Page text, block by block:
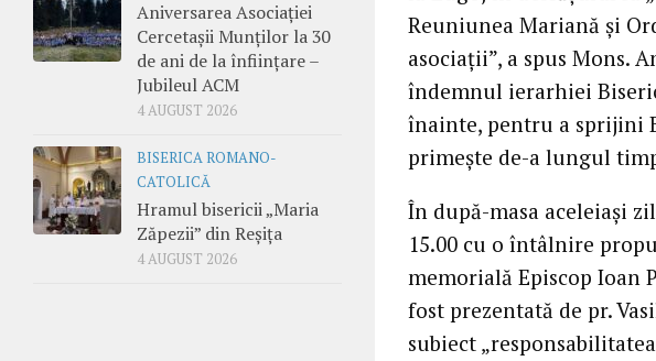
Reuniunea Mariană şi
asociaţii”, a spus Mons.
îndemnul ierarhiei
înainte, pentru a sprijini
primeşte de-a lungul
În după-masa aceleiaşi
15.00 cu o întâlnire
memorială Episcop
fost prezentată de pr.
subiect
Aniversarea Asociației
Cercetașii Munților la 30
de ani de la înființare –
Jubileul ACM
4 AUGUST 2026
BISERICA ROMANO-
CATOLICĂ
Hramul bisericii „Maria
Zăpezii” din Reșița
4 AUGUST 2026